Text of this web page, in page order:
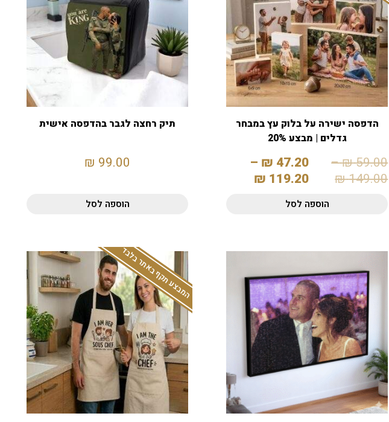
הדפסה ישירה על בלוק עץ במבחר
גדלים | מבצע 20%
59.00
₪
–
149.00
₪
47.20
₪
–
119.20
₪
הוספה לסל
תיק רחצה לגבר בהדפסה אישית
99.00
₪
הוספה לסל
המבצע תקף באתר בלבד